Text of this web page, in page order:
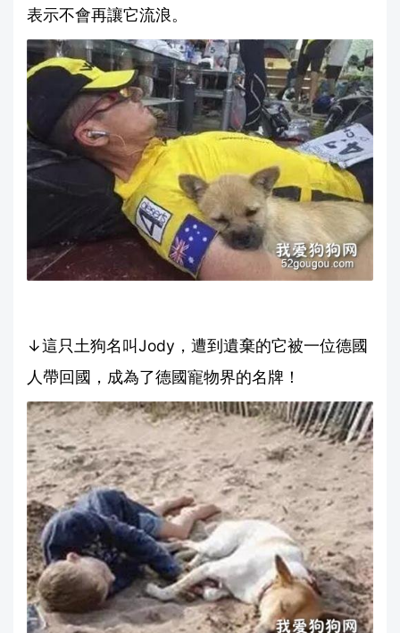
表示不會再讓它流浪。
↓這只土狗名叫Jody，遭到遺棄的它被一位德國
人帶回國，成為了德國寵物界的名牌！